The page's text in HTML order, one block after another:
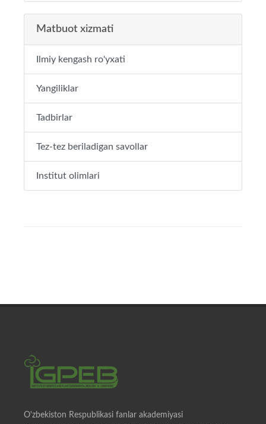
Matbuot xizmati
Ilmiy kengash ro'yxati
Yangiliklar
Tadbirlar
Tez-tez beriladigan savollar
Institut olimlari
O'zbekiston Respublikasi fanlar akademiyasi